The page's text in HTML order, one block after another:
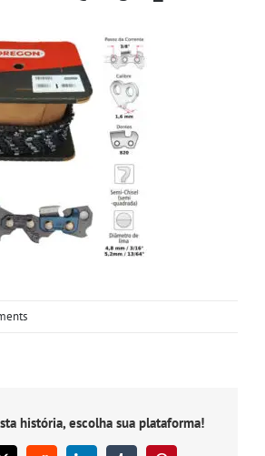
história, escolha sua plataforma!